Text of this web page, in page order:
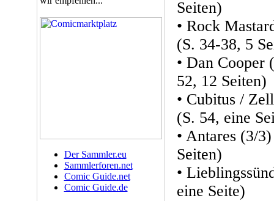
Der Sammler.eu
Sammlerforen.net
Comic Guide.net
Comic Guide.de
Seiten)
• Rock
(S. 34-38, 5
• Dan
52, 12 Seiten)
• Cubitus /
(S. 54, eine
• Antares (3/
Seiten)
•
eine Seite)